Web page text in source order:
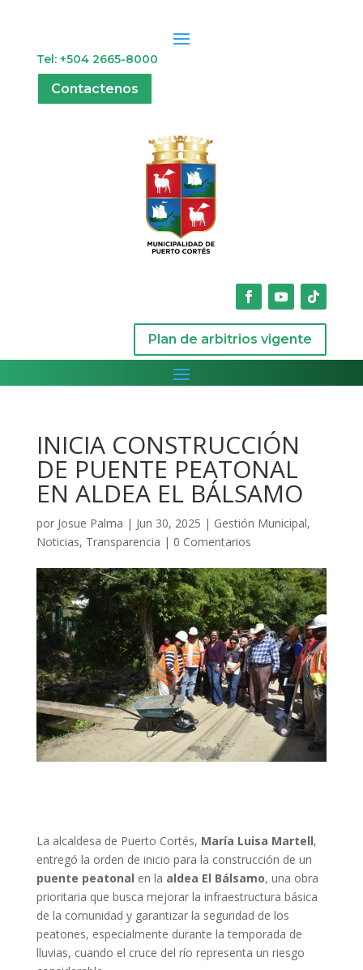
Tel: +504 2665-8000
Contactenos
Plan de arbitrios vigente
INICIA CONSTRUCCIÓN
DE PUENTE PEATONAL
EN ALDEA EL BÁLSAMO
por Josue Palma | Jun 30, 2025 | Gestión Municipal,
Noticias, Transparencia | 0 Comentarios
La alcaldesa de Puerto Cortés, María Luisa Martell,
entregó la orden de inicio para la construcción de un
puente peatonal en la aldea El Bálsamo, una obra
prioritaria que busca mejorar la infraestructura básica
de la comunidad y garantizar la seguridad de los
peatones, especialmente durante la temporada de
lluvias, cuando el cruce del río representa un riesgo